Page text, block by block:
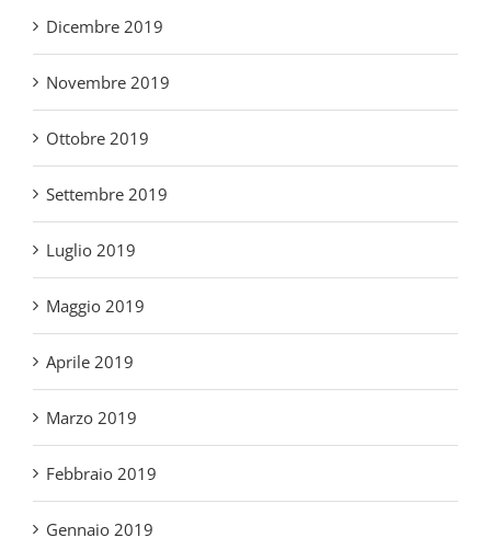
Novembre 2019
Ottobre 2019
Settembre 2019
Luglio 2019
Maggio 2019
Aprile 2019
Marzo 2019
Febbraio 2019
Gennaio 2019
Dicembre 2018